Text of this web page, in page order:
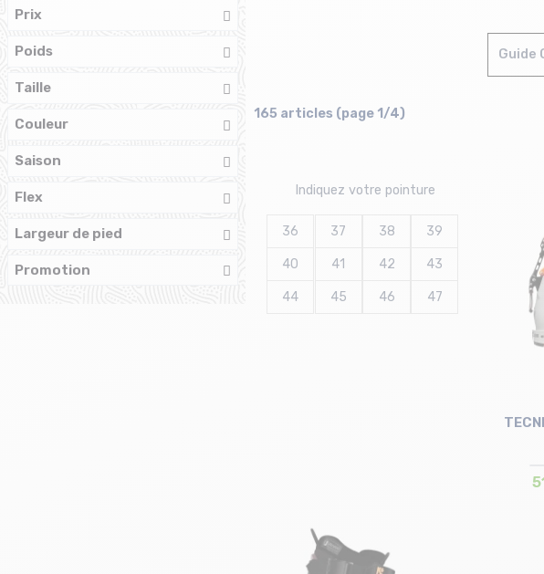
Prix
Poids
Taille
Couleur
Saison
Flex
Largeur de pied
Promotion
Guide
165 articles (page 1/4)
Indiquez votre pointure
36 37 38 39
40 41 42 43
44 45 46 47
26